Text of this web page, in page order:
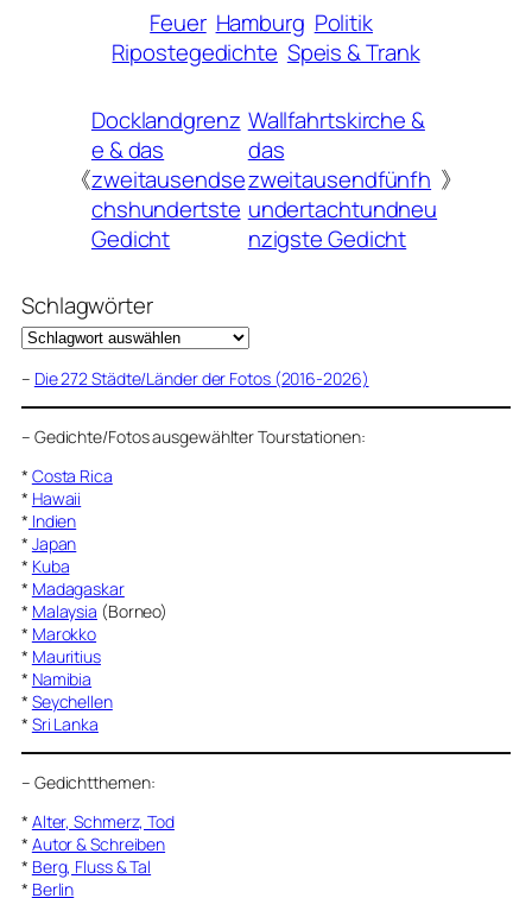
Feuer Hamburg Politik
Ripostegedichte Speis & Trank
《
Docklandgrenz
e & das
zweitausendse
chshundertste
Gedicht
Wallfahrtskirche &
das
zweitausendfünfh
undertachtundneu
nzigste Gedicht
》
Schlagwörter
– Die 272 Städte/Länder der Fotos (2016-2026)
– Gedichte/Fotos ausgewählter Tourstationen:
* Costa Rica
* Hawaii
* Indien
* Japan
* Kuba
* Madagaskar
* Malaysia (Borneo)
* Marokko
* Mauritius
* Namibia
* Seychellen
* Sri Lanka
– Gedichtthemen:
* Alter, Schmerz, Tod
* Autor & Schreiben
* Berg, Fluss & Tal
* Berlin